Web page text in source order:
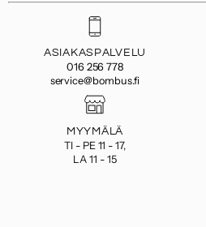
ASIAKASPALVELU
016 256 778
service@bombus.fi
MYYMÄLÄ
TI - PE 11 - 17,
LA 11 - 15